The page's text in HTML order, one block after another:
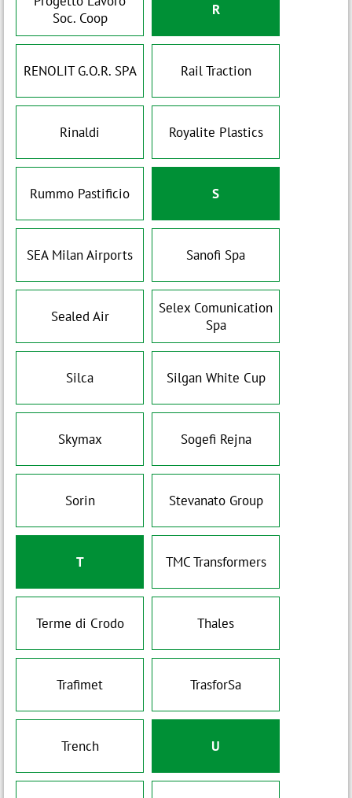
Soc. Coop
R
RENOLIT G.O.R. SPA Rail Traction
Rinaldi Royalite Plastics
Rummo Pastificio S
SEA Milan Airports Sanofi Spa
Sealed Air
Selex Comunication
Spa
Silca Silgan White Cup
Skymax Sogefi Rejna
Sorin Stevanato Group
T TMC Transformers
Terme di Crodo Thales
Trafimet TrasforSa
Trench U